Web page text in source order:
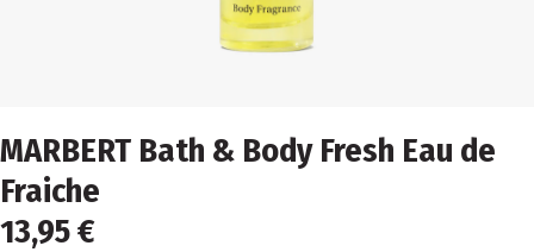
MARBERT Bath & Body Fresh Eau de
Fraiche
13,95 €